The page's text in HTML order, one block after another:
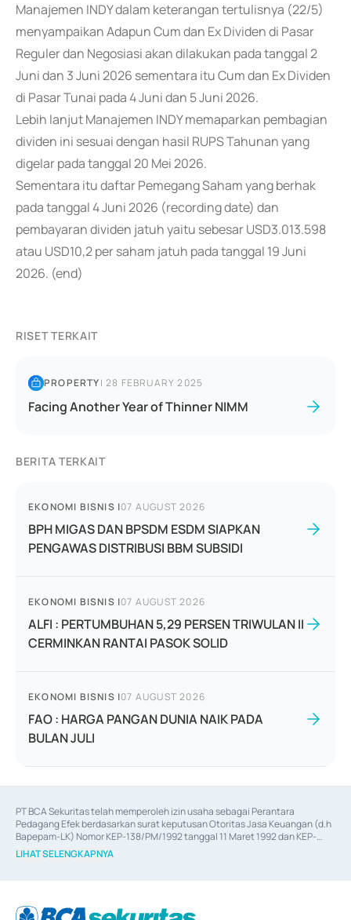
Manajemen INDY dalam keterangan tertulisnya (22/5)
menyampaikan Adapun Cum dan Ex Dividen di Pasar
Reguler dan Negosiasi akan dilakukan pada tanggal 2
Juni dan 3 Juni 2026 sementara itu Cum dan Ex Dividen
di Pasar Tunai pada 4 Juni dan 5 Juni 2026.
Lebih lanjut Manajemen INDY memaparkan pembagian
dividen ini sesuai dengan hasil RUPS Tahunan yang
digelar pada tanggal 20 Mei 2026.
Sementara itu daftar Pemegang Saham yang berhak
pada tanggal 4 Juni 2026 (recording date) dan
pembayaran dividen jatuh yaitu sebesar USD3.013.598
atau USD10,2 per saham jatuh pada tanggal 19 Juni
2026. (end)
RISET TERKAIT
PROPERTY|28 FEBRUARY 2025
Facing Another Year of Thinner NIMM
BERITA TERKAIT
EKONOMI BISNIS |07 AUGUST 2026
BPH MIGAS DAN BPSDM ESDM SIAPKAN
PENGAWAS DISTRIBUSI BBM SUBSIDI
EKONOMI BISNIS |07 AUGUST 2026
ALFI : PERTUMBUHAN 5,29 PERSEN TRIWULAN II
CERMINKAN RANTAI PASOK SOLID
EKONOMI BISNIS |07 AUGUST 2026
FAO : HARGA PANGAN DUNIA NAIK PADA
BULAN JULI
PT BCA Sekuritas telah memperoleh izin usaha sebagai Perantara
Pedagang Efek berdasarkan surat keputusan Otoritas Jasa Keuangan (d.h
Bapepam-LK) Nomor KEP-138/PM/1992 tanggal 11 Maret 1992 dan KEP-
06/D.04/2014 tanggal 28 Februari 2014, izin usaha sebagai Penjamin Emisi
Efek berdasarkan surat keputusan Otoritas Jasa Keuangan Nomor KEP-
berdasarkan surat keputusan Otoritas Jasa Keuangan Nomor S-
LIHAT SELENGKAPNYA